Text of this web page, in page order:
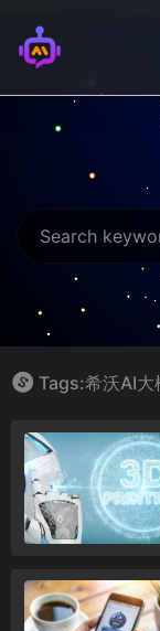
Tags:希沃AI大